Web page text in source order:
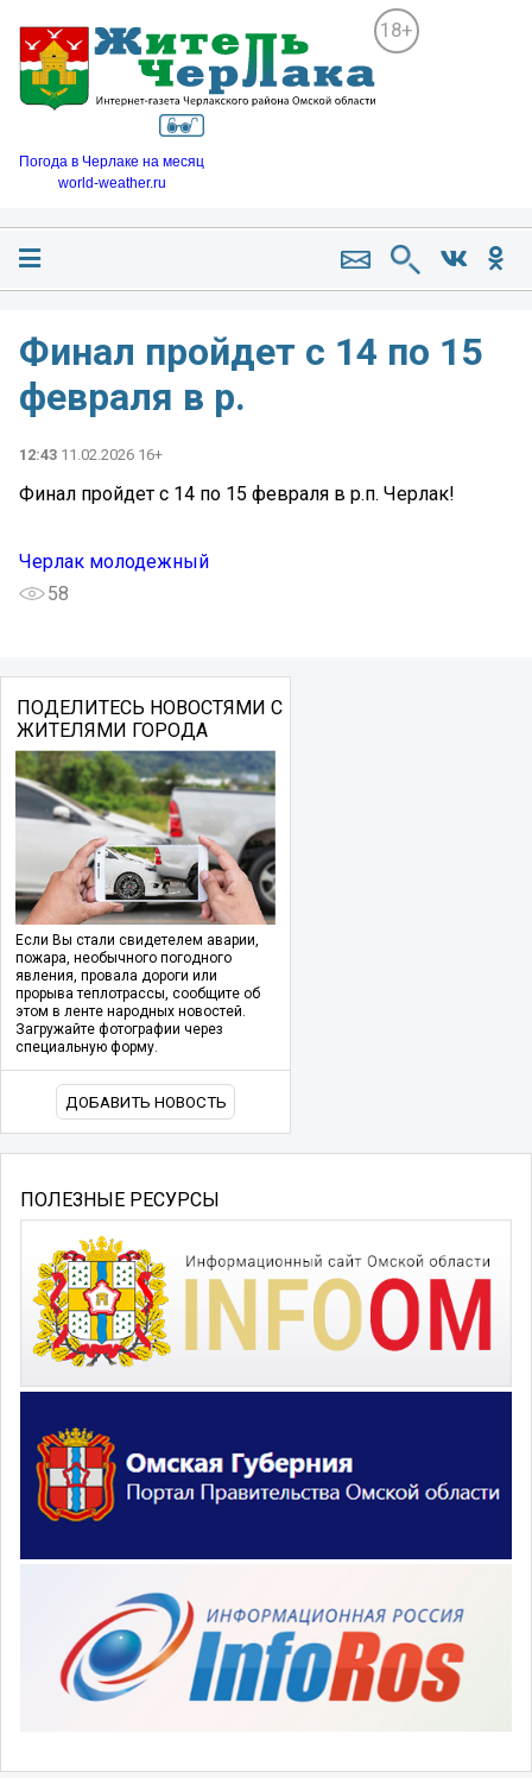
18+
Погода в Черлаке на месяц
world-weather.ru
Финал пройдет с 14 по 15
февраля в р.
12:43 11.02.2026 16+
Финал пройдет с 14 по 15 февраля в р.п. Черлак!
Черлак молодежный
58
ПОДЕЛИТЕСЬ НОВОСТЯМИ С
ЖИТЕЛЯМИ ГОРОДА
Если Вы стали свидетелем аварии,
пожара, необычного погодного
явления, провала дороги или
прорыва теплотрассы, сообщите об
этом в ленте народных новостей.
Загружайте фотографии через
специальную форму.
ДОБАВИТЬ НОВОСТЬ
ПОЛЕЗНЫЕ РЕСУРСЫ